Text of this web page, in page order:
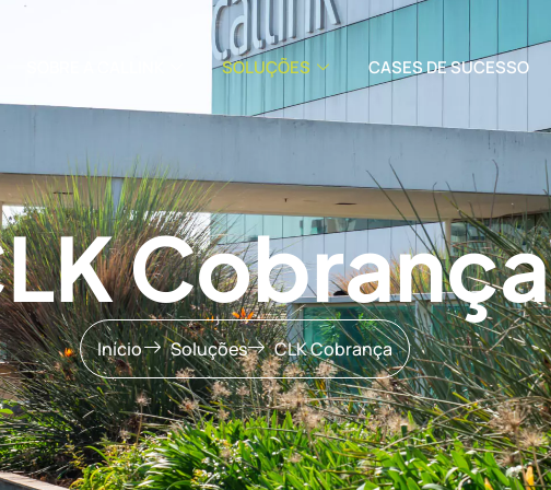
SOLUÇÕES CASES DE SUCESSO
Cobrança
Início Soluções CLK Cobrança